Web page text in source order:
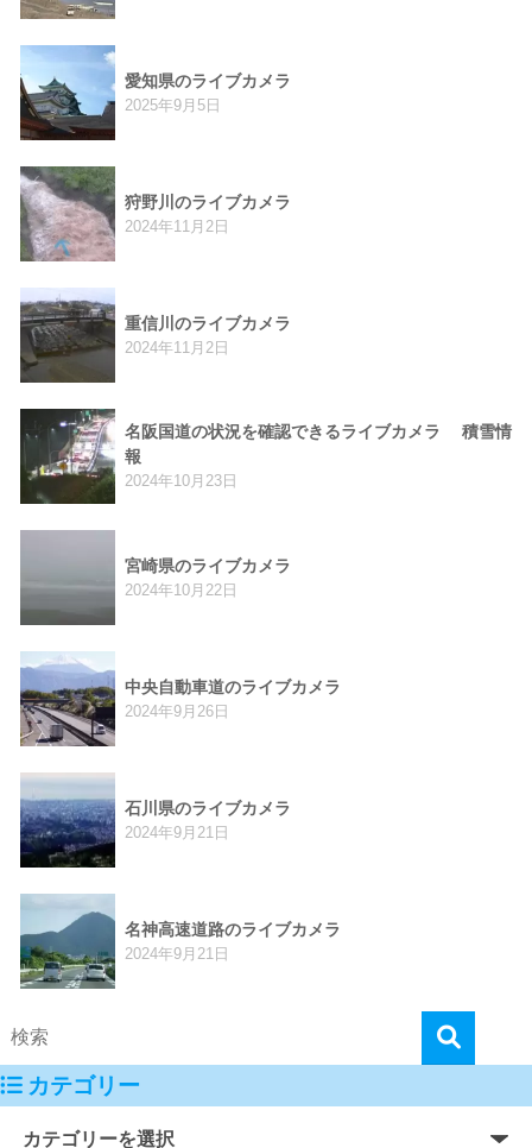
愛知県のライブカメラ
2025年9月5日
狩野川のライブカメラ
2024年11月2日
重信川のライブカメラ
2024年11月2日
名阪国道の状況を確認できるライブカメラ 積雪情
報
2024年10月23日
宮崎県のライブカメラ
2024年10月22日
中央自動車道のライブカメラ
2024年9月26日
石川県のライブカメラ
2024年9月21日
名神高速道路のライブカメラ
2024年9月21日
カテゴリー